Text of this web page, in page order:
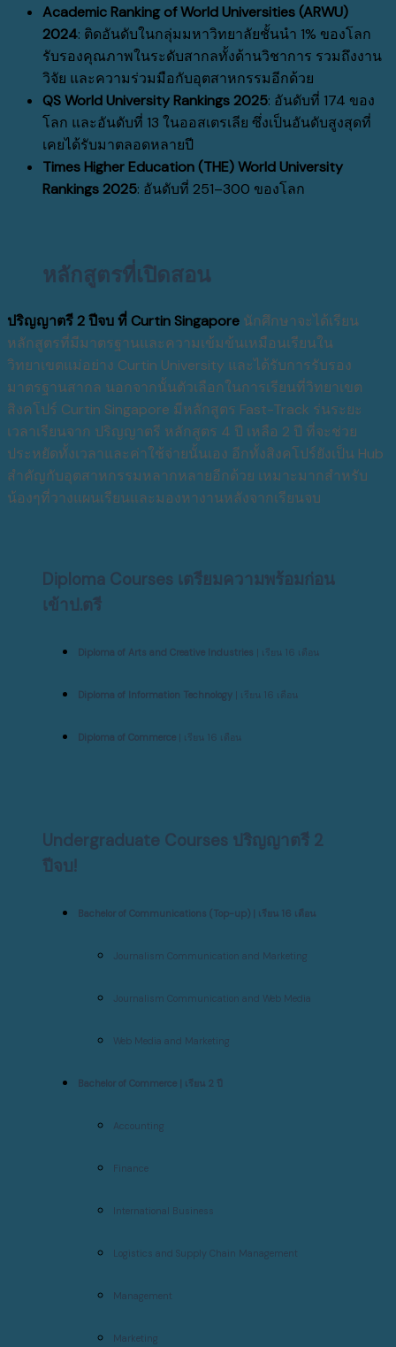
Academic Ranking of World Universities (ARWU)
2024: ติดอันดับในกลุ่มมหาวิทยาลัยชั้นนำ 1% ของโลก
รับรองคุณภาพในระดับสากลทั้งด้านวิชาการ รวมถึงงาน
วิจัย และความร่วมมือกับอุตสาหกรรมอีกด้วย
QS World University Rankings 2025: อันดับที่ 174 ของ
โลก และอันดับที่ 13 ในออสเตรเลีย ซึ่งเป็นอันดับสูงสุดที่
เคยได้รับมาตลอดหลายปี
Times Higher Education (THE) World University
Rankings 2025: อันดับที่ 251–300 ของโลก
หลักสูตรที่เปิดสอน
ปริญญาตรี 2 ปีจบ ที่ Curtin Singapore นักศึกษาจะได้เรียน
หลักสูตรที่มีมาตรฐานและความเข้มข้นเหมือนเรียนใน
วิทยาเขตแม่อย่าง Curtin University และได้รับการรับรอง
มาตรฐานสากล นอกจากนั้นตัวเลือกในการเรียนที่วิทยาเขต
สิงคโปร์ Curtin Singapore มีหลักสูตร Fast-Track ร่นระยะ
เวลาเรียนจาก ปริญญาตรี หลักสูตร 4 ปี เหลือ 2 ปี ที่จะช่วย
ประหยัดทั้งเวลาและค่าใช้จ่ายนั้นเอง อีกทั้งสิงคโปร์ยังเป็น Hub
สำคัญกับอุตสาหกรรมหลากหลายอีกด้วย เหมาะมากสำหรับ
น้องๆที่วางแผนเรียนและมองหางานหลังจากเรียนจบ
Diploma Courses เตรียมความพร้อมก่อน
เข้าป.ตรี
Diploma of Arts and Creative Industries | เรียน 16 เดือน
Diploma of Information Technology | เรียน 16 เดือน
Diploma of Commerce | เรียน 16 เดือน
Undergraduate Courses ปริญญาตรี 2
ปีจบ!
Bachelor of Communications (Top-up) | เรียน 16 เดือน
Journalism Communication and Marketing
Journalism Communication and Web Media
Web Media and Marketing
Bachelor of Commerce | เรียน 2 ปี
Accounting
Finance
International Business
Logistics and Supply Chain Management
Management
Marketing